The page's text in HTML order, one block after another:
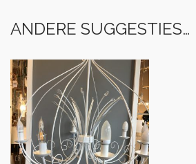
ANDERE SUGGESTIES…